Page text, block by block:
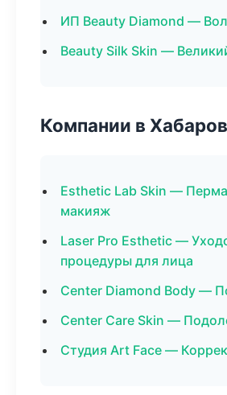
ИП Beauty Diamond —
Beauty Silk Skin —
Компании в
Esthetic Lab Skin —
макияж
Laser Pro Esthetic —
процедуры для лица
Center Diamond Body —
Center Care Skin —
Студия Art Face —